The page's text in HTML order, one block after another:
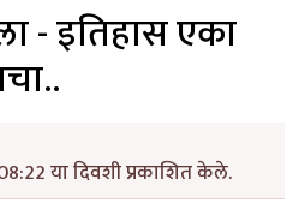
- इतिहास एका
या दिवशी प्रकाशित केले.